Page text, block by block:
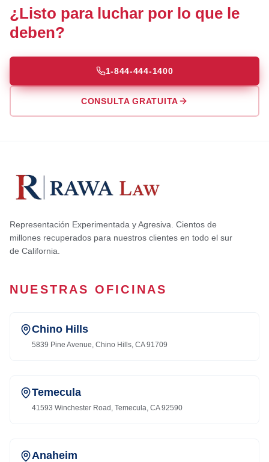
¿Listo para luchar por lo que le
deben?
1-844-444-1400
CONSULTA GRATUITA
Representación Experimentada y Agresiva. Cientos de
millones recuperados para nuestros clientes en todo el sur
de California.
NUESTRAS OFICINAS
Chino Hills
5839 Pine Avenue, Chino Hills, CA 91709
Temecula
41593 Winchester Road, Temecula, CA 92590
Anaheim